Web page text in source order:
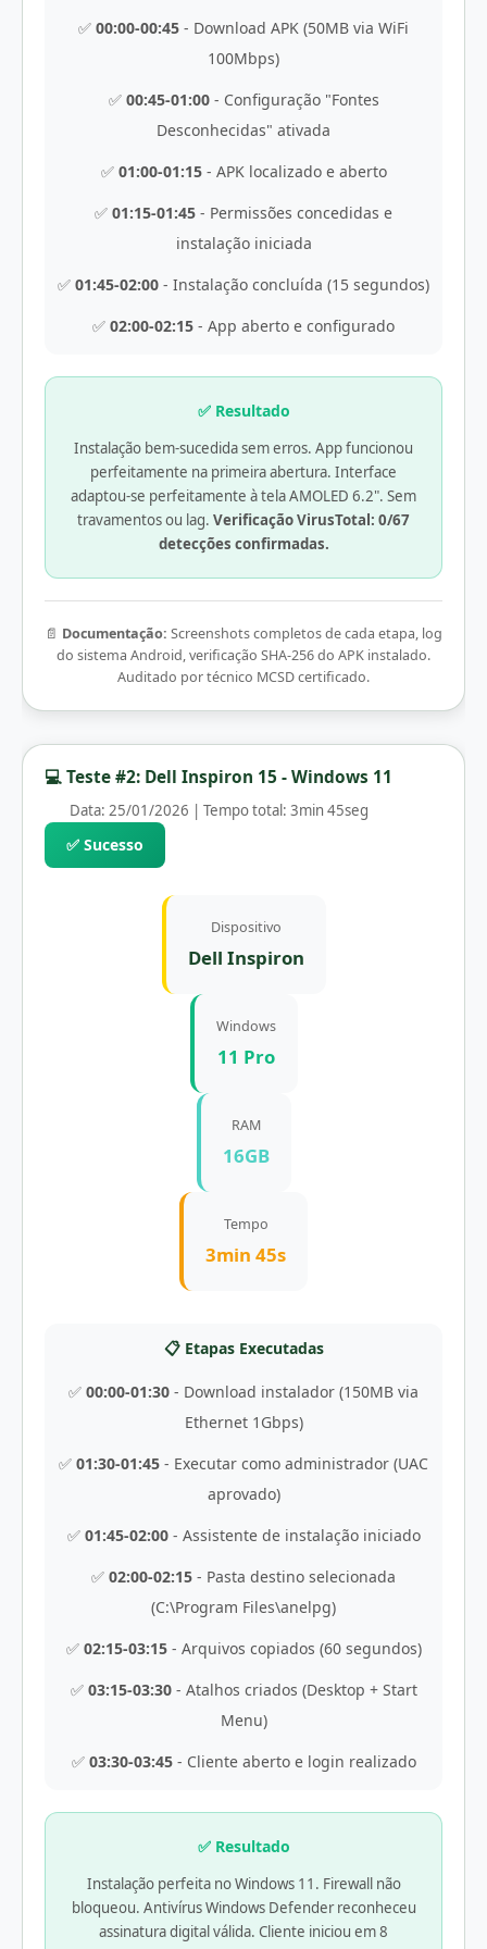
✅ 00:00-00:45 - Download APK (50MB via WiFi
100Mbps)
✅ 00:45-01:00- Configuração "Fontes
Desconhecidas" ativada
✅ 01:00-01:15- APK localizado e aberto
✅ 01:15-01:45 - Permissões concedidas e
instalação iniciada
✅ 01:45-02:00 - Instalação concluída (15 segundos)
✅ 02:00-02:15 - App aberto e configurado
✅ Resultado
Instalação bem-sucedida sem erros. App funcionou
perfeitamente na primeira abertura. Interface
adaptou-se perfeitamente à tela AMOLED 6.2". Sem
travamentos ou lag. Verificação VirusTotal: 0/67
detecções confirmadas.
📄 Documentação: Screenshots completos de cada etapa, log
do sistema Android, verificação SHA-256 do APK instalado.
Auditado por técnico MCSD certificado.
💻 Teste #2: Dell Inspiron 15 - Windows 11
Data: 25/01/2026 | Tempo total: 3min 45seg
✅ Sucesso
Dispositivo
Dell Inspiron
Windows
11 Pro
RAM
16GB
Tempo
3min 45s
📋 Etapas Executadas
✅ 00:00-01:30 - Download instalador (150MB via
Ethernet 1Gbps)
✅ 01:30-01:45 - Executar como administrador (UAC
aprovado)
✅ 01:45-02:00- Assistente de instalação iniciado
✅ 02:00-02:15 - Pasta destino selecionada
(C:\Program Files\anelpg)
✅ 02:15-03:15- Arquivos copiados (60 segundos)
✅ 03:15-03:30- Atalhos criados (Desktop + Start
Menu)
✅ 03:30-03:45- Cliente aberto e login realizado
✅ Resultado
Instalação perfeita no Windows 11. Firewall não
bloqueou. Antivírus Windows Defender reconheceu
assinatura digital válida. Cliente iniciou em 8